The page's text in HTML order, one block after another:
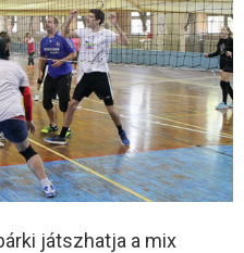
játszhatja a mix